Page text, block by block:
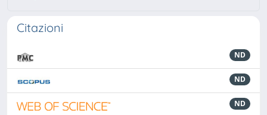
Citazioni
ND
ND
ND